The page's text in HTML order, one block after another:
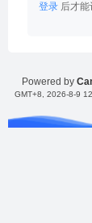
登录 后才能
Powered by
GMT+8, 2026-8-9